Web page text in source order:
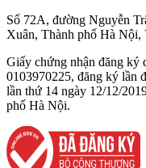
Số 72A, đường Nguyễn
Xuân, Thành phố Hà Nội,
Giấy chứng nhận đăng ký
0103970225, đăng ký lần
lần thứ 14 ngày 12/12/
phố Hà Nội.